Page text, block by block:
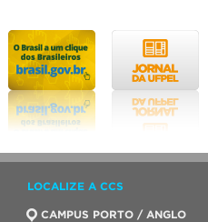
LOCALIZE A CCS
CAMPUS PORTO / ANGLO